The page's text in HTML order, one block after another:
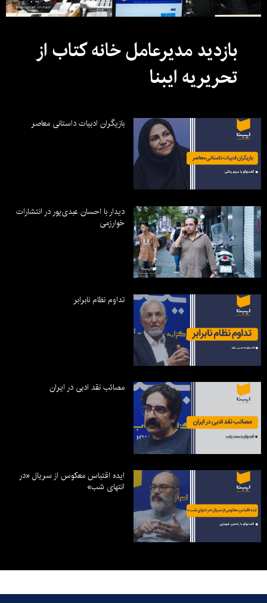
بازدید مدیرعامل خانه کتاب از
تحریریه ایبنا
بازیگران ادبیات داستانی معاصر
دیدار با احسان عبدی‌پور در انتشارات
خوارزمی
تداوم نظام نابرابر
مصائب نقد ادبی در ایران
ایده اقتباس معکوس از سریال «در
انتهای شب»